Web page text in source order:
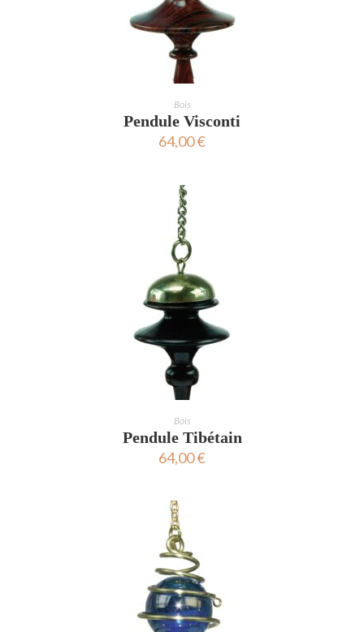
AJOUTER AU PANIER
Bois
Pendule Visconti
64,00€
AJOUTER AU PANIER
Bois
Pendule Tibétain
64,00€